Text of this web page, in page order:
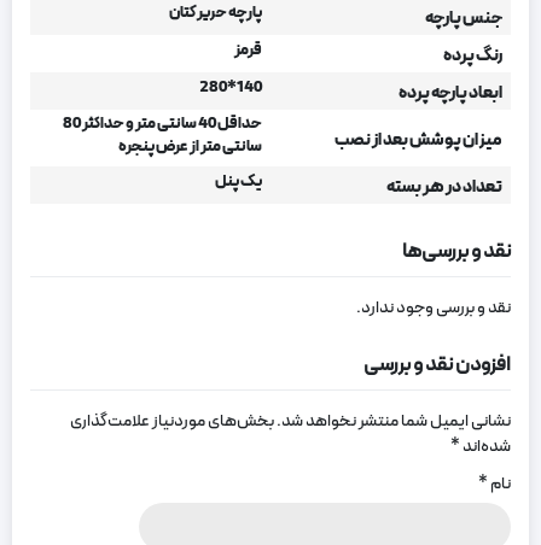
جنس پارچه پارچه حریر کتان
رنگ پرده قرمز
ابعاد پارچه پرده 140*280
میزان پوشش بعد از نصب
حداقل 40 سانتی متر و حداکثر 80
سانتی متر از عرض پنجره
تعداد در هر بسته یک پنل
نقد و بررسی‌ها
نقد و بررسی وجود ندارد.
افزودن نقد و بررسی
نشانی ایمیل شما منتشر نخواهد شد.بخش‌های موردنیاز علامت‌گذاری
شده‌اند*
نام*